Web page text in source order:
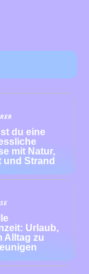
du eine
mit Natur,
und Strand
Urlaub,
Alltag zu